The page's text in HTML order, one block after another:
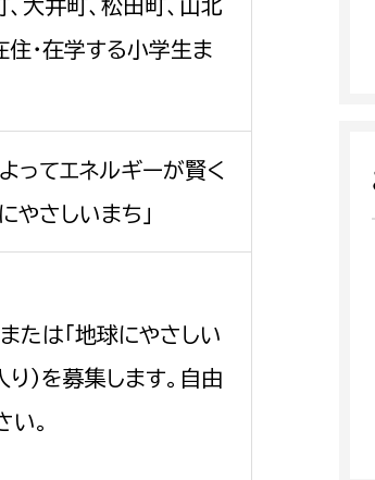
農政課
市立総合医療センター
病院管理局：施設用度課
病院管理局：医事課
大井町、松田町、山北
住・在学する小学生ま
ってエネルギーが賢く
やさしいまち」
たは「地球にやさしい
）を募集します。自由
。